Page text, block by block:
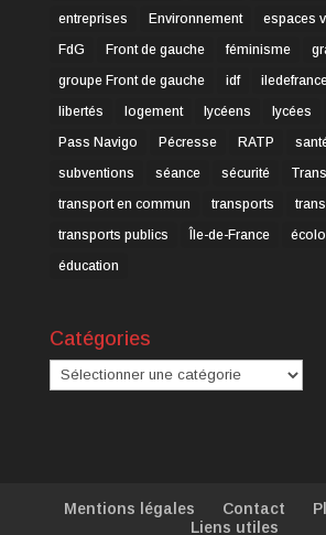
entreprises
Environnement espaces
FdG
Front de gauche féminisme
groupe Front de gauche
idf
libertés
logement lycéens lycées
Pass Navigo
Pécresse RATP
subventions
séance sécurité
transport en commun
transports
transports publics
Île-de-France
éducation
Catégories
Catégories
Mentions légales Contact
Liens utiles